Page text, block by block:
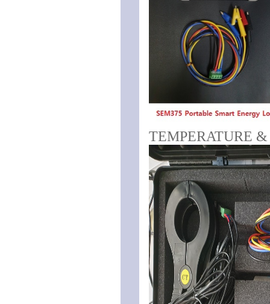
TEMPERATURE